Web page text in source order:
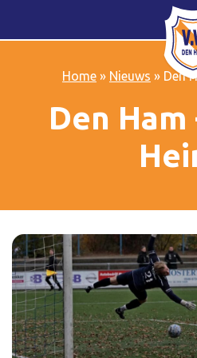
Home» Nieuws » Den
Den